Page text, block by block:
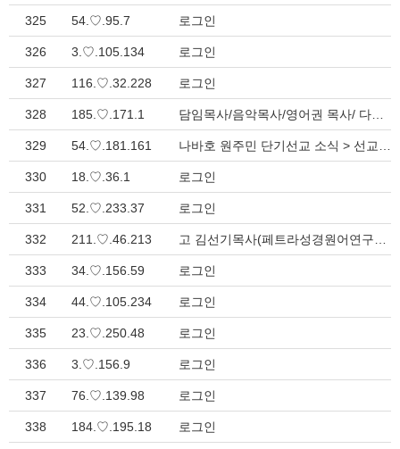
325 54.♡.95.7 로그인
326 3.♡.105.134 로그인
327 116.♡.32.228 로그인
328 185.♡.171.1
329 54.♡.181.161
330 18.♡.36.1 로그인
331 52.♡.233.37 로그인
332 211.♡.46.213
333 34.♡.156.59 로그인
334 44.♡.105.234 로그인
335 23.♡.250.48 로그인
336 3.♡.156.9 로그인
337 76.♡.139.98 로그인
338 184.♡.195.18 로그인